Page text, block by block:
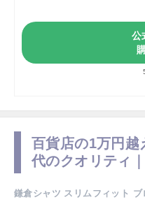
公
百貨店の1万円越
代のクオリティ
鎌倉シャツ スリムフィット ブ